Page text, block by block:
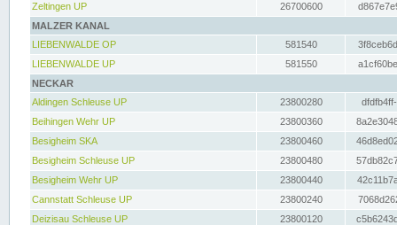
Zeltingen UP
26700600
MALZER KANAL
LIEBENWALDE OP
581540
LIEBENWALDE UP
581550
NECKAR
Aldingen Schleuse UP
23800280
Beihingen Wehr UP
23800360
Besigheim SKA
23800460
Besigheim Schleuse UP
23800480
Besigheim Wehr UP
23800440
Cannstatt Schleuse UP
23800240
Deizisau Schleuse UP
23800120